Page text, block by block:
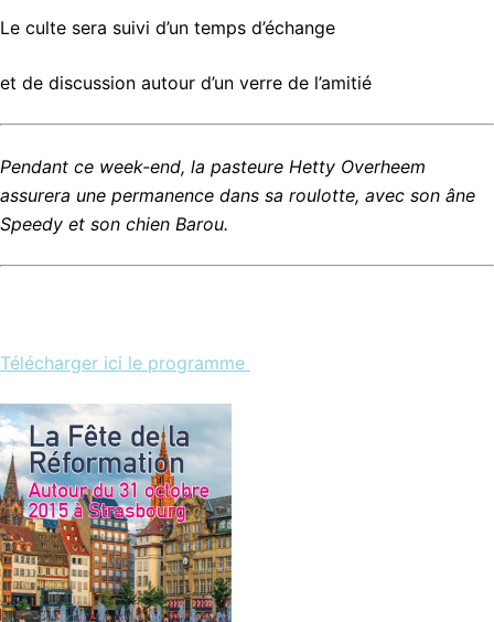
Le culte sera suivi d’un temps d’échange
et de discussion autour d’un verre de l’amitié
Pendant ce week-end, la pasteure Hetty Overheem
assurera une permanence dans sa roulotte, avec son âne
Speedy et son chien Barou.
Télécharger ici le programme